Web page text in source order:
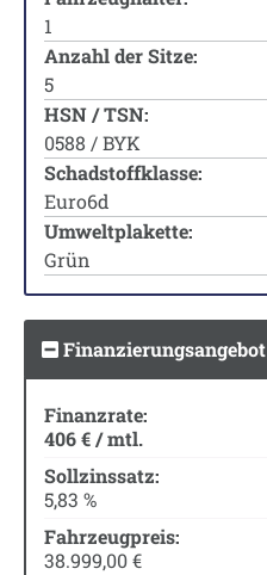
1
Anzahl der Sitze:
5
HSN / TSN:
0588 / BYK
Schadstoffklasse:
Euro6d
Umweltplakette:
Grün
Finanzierungsangebot
Finanzrate:
406 € / mtl.
Sollzinssatz:
5,83 %
Fahrzeugpreis:
38.999,00 €